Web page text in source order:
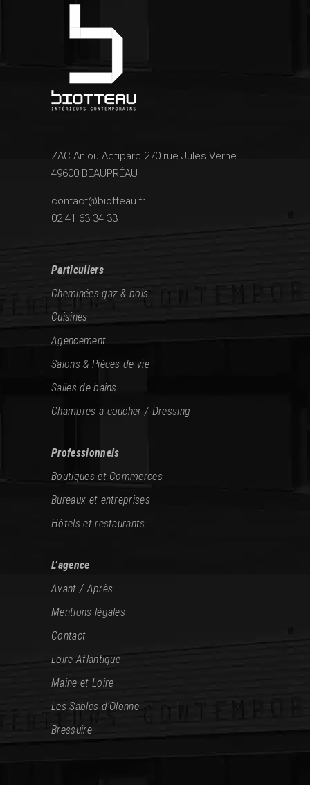
ZAC Anjou Actiparc 270 rue Jules Verne
49600 BEAUPRÉAU
contact@biotteau.fr
02 41 63 34 33
Particuliers
Cheminées gaz & bois
Cuisines
Agencement
Salons & Pièces de vie
Salles de bains
Chambres à coucher / Dressing
Professionnels
Boutiques et Commerces
Bureaux et entreprises
Hôtels et restaurants
L’agence
Avant / Après
Mentions légales
Contact
Loire Atlantique
Maine et Loire
Les Sables d’Olonne
Bressuire